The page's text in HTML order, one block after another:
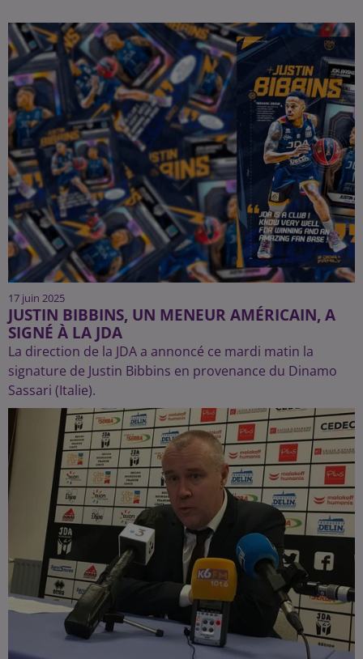
17 juin 2025
JUSTIN BIBBINS, UN MENEUR AMÉRICAIN, A
SIGNÉ À LA JDA
La direction de la JDA a annoncé ce mardi matin la
signature de Justin Bibbins en provenance du Dinamo
Sassari (Italie).